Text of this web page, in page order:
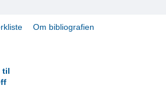
Om bibliografien